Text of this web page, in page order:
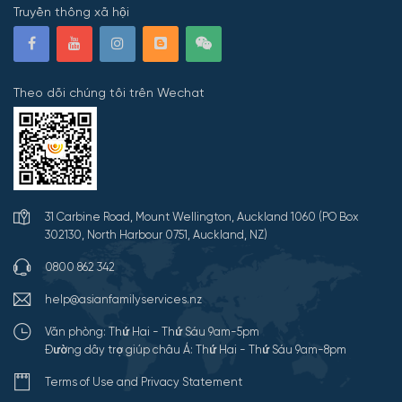
Truyền thông xã hội
Theo dõi chúng tôi trên Wechat
31 Carbine Road, Mount Wellington, Auckland 1060 (PO Box
302130, North Harbour 0751, Auckland, NZ)
0800 862 342
help@asianfamilyservices.nz
Văn phòng: Thứ Hai - Thứ Sáu 9am-5pm
Đường dây trợ giúp châu Á: Thứ Hai - Thứ Sáu 9am-8pm
Terms of Use and Privacy Statement